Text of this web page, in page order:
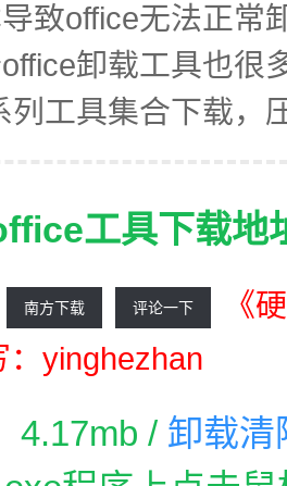
致office无法正常
卸载工具也很
列工具集合下载，
工具下载地
南方下载 评论一下
《
：yinghezhan
4.17mb / 卸载清